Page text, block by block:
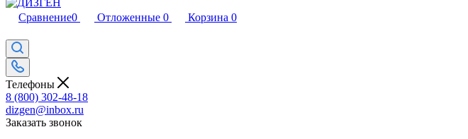
Сравнение0 Отложенные 0 Корзина 0
Телефоны
8 (800) 302-48-18
dizgen@inbox.ru
Заказать звонок